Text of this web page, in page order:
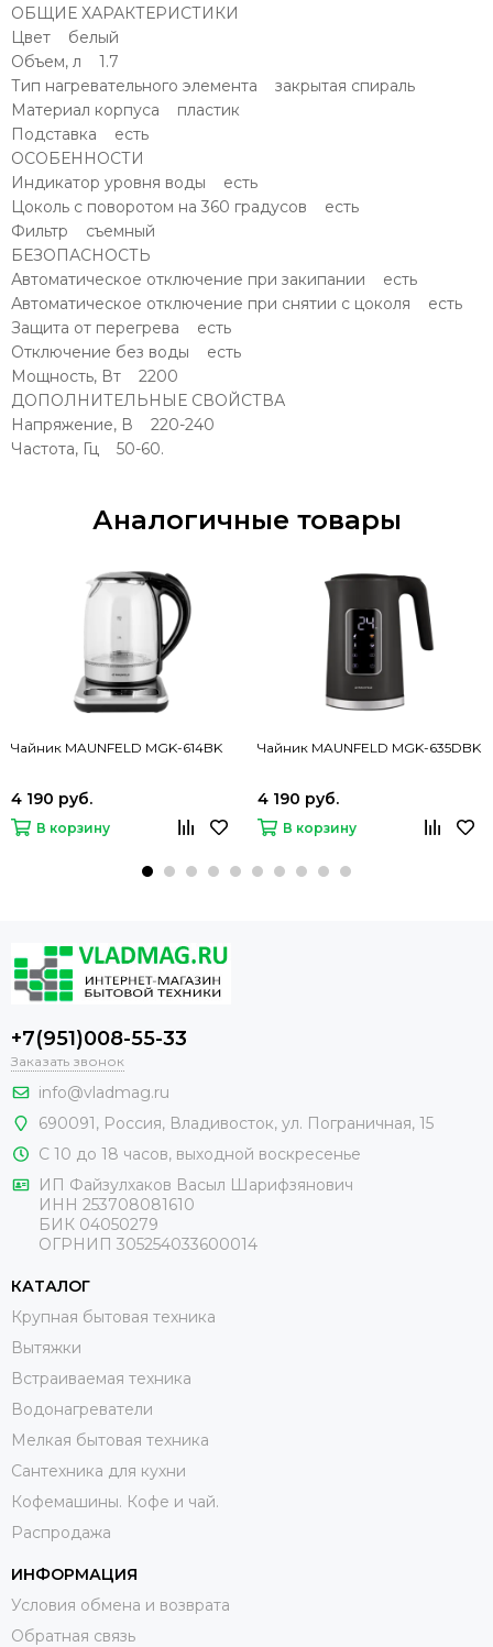
ОБЩИЕ ХАРАКТЕРИСТИКИ
Цвет белый
Объем, л 1.7
Тип нагревательного элемента закрытая спираль
Материал корпуса пластик
Подставка есть
ОСОБЕННОСТИ
Индикатор уровня воды есть
Цоколь с поворотом на 360 градусов есть
Фильтр съемный
БЕЗОПАСНОСТЬ
Автоматическое отключение при закипании есть
Автоматическое отключение при снятии с цоколя есть
Защита от перегрева есть
Отключение без воды есть
Мощность, Вт 2200
ДОПОЛНИТЕЛЬНЫЕ СВОЙСТВА
Напряжение, В 220-240
Частота, Гц 50-60.
Аналогичные товары
Чайник MAUNFELD MGK-614BK
4 190 руб.
В корзину
Чайник MAUNFELD MGK-635DBK
4 190 руб.
В корзину
+7(951)008-55-33
Заказать звонок
info@vladmag.ru
690091, Россия, Владивосток, ул. Пограничная, 15
С 10 до 18 часов, выходной воскресенье
ИП Файзулхаков Васыл Шарифзянович
ИНН 253708081610
БИК 04050279
ОГРНИП 305254033600014
КАТАЛОГ
Крупная бытовая техника
Вытяжки
Встраиваемая техника
Водонагреватели
Мелкая бытовая техника
Сантехника для кухни
Кофемашины. Кофе и чай.
Распродажа
ИНФОРМАЦИЯ
Условия обмена и возврата
Обратная связь